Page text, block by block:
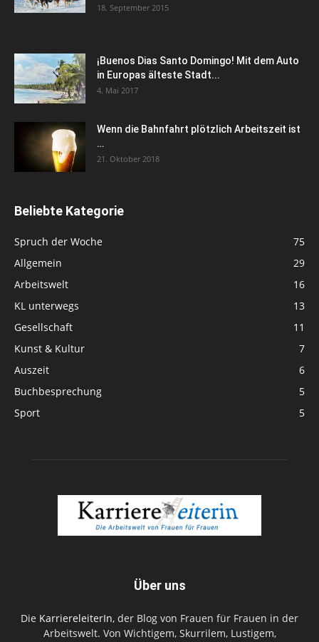
18. September 2015
¡Buenos Dias Santo Domingo! Mit dem Auto
in Europas älteste Stadt...
4. Mai 2017
Wenn die Bahnfahrt plötzlich Arbeitszeit ist
…
21. Oktober 2018
Beliebte Kategorie
Spruch der Woche
75
Allgemein
29
Arbeitswelt
16
KL unterwegs
13
Gesellschaft
11
Kunst & Kultur
7
Auszeit
6
Buchbesprechung
5
Sport
5
Über uns
Die KarriereleiterIn, der Blog von Frauen für Frauen in der
Arbeitswelt. Von Wichtigem, Skurrilem, Lustigem,